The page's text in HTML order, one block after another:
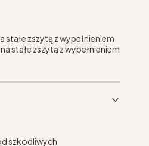
stałe zszytą z wypełnieniem
stałe zszytą z wypełnieniem
szkodliwych